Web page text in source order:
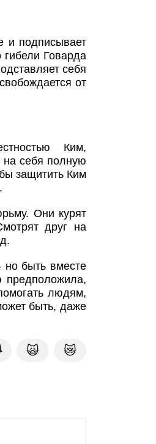
и подписывает
гибели Говарда
себя
от
Ким,
на себя полную
защитить Ким
Они курят
друг на
быть вместе
предположила,
людям,
быть, даже
🙀 😿